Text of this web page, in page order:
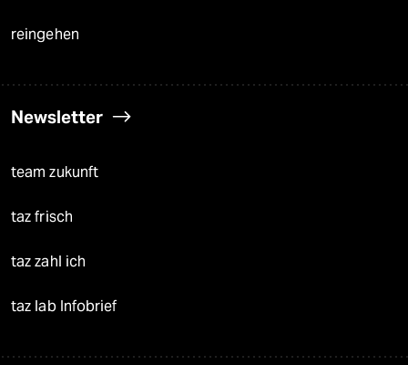
reingehen
Newsletter
team zukunft
taz frisch
taz zahl ich
taz lab Infobrief